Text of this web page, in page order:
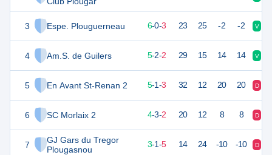
3 Espe. Plouguerneau
4 Am.S. de Guilers
5 En Avant St-Renan 2
6 SC Morlaix 2
7
GJ Gars du Tregor
Plougasnou
18 6-0-3 23 25 -2 -2 V
17 5-2-2 29 15 14 14 V
16 5-1-3 32 12 20 20 D
4-3-2 20 12 8 8 D
10 3-1-5 14 24 -10 -10 D